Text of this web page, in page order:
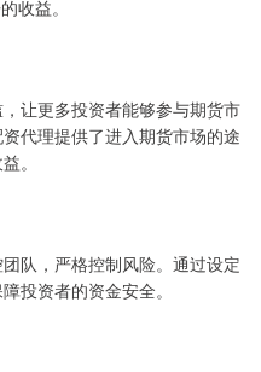
收益。
让更多投资者能够参与期货市
代理提供了进入期货市场的途
。
队，严格控制风险。通过设定
投资者的资金安全。